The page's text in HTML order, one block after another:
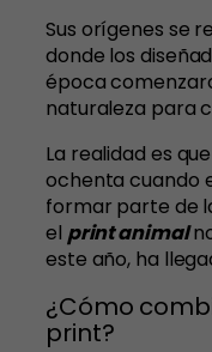
Sus orígenes se
donde los
época
naturaleza para
La realidad es
ochenta cuando
formar parte de
el print animal
este año, ha
¿Cómo
print?